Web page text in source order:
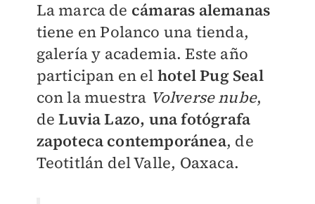
La marca de cámaras alemanas
tiene en Polanco una tienda,
galería y academia. Este año
participan en el hotel Pug Seal
con la muestra Volverse nube,
deLuvia Lazo, unafotógrafa
zapoteca contemporánea, de
Teotitlán del Valle, Oaxaca.